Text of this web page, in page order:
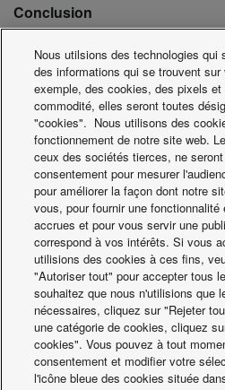
Conclusion
L'une des principales
était la possibilité offerte par le
Panasonic de proposer
différentes zones – et à très
cette solution DRV 3 tubes de
système de refroidissement à
permettre un contrôle efficace
refroidissement au niveau de
la demande, offrant un confort et
maximal. Avec ses unités
taille de châssis unique, cette
d'avantages, une puissance de
coefficient de performance
de bruit réduit.
Ce projet a rencontré un tel
Panasonic PRO Award de la
Nous utilsions des technologies qui
des informations qui se trouvent sur
exemple, des cookies, des pixels
commodité, elles seront toutes
"cookies". Nous utilisons des
fonctionnement de notre site web.
ceux des sociétés tierces, ne
consentement pour mesurer
pour améliorer la façon dont notre
vous, pour fournir une
accrues et pour vous servir une
correspond à vos intérêts. Si vous
utilisions des cookies à ces fins,
"Autoriser tout" pour accepter tous
souhaitez que nous n'utilisions que
nécessaires, cliquez sur "Rejeter
une catégorie de cookies, cliquez
cookies". Vous pouvez à tout
consentement et modifier votre
l'icône bleue des cookies située